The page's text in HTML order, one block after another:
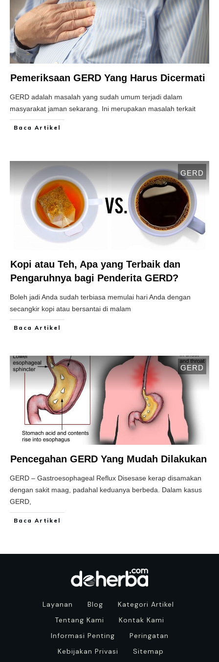
Pemeriksaan GERD Yang Harus Dicermati
GERD adalah masalah yang sudah umum terjadi dalam
masyarakat jaman sekarang. Ini merupakan masalah terkait
Baca Artikel
GERD
Kopi atau Teh, Apa yang Terbaik dan
Pengaruhnya bagi Penderita GERD?
Boleh jadi Anda sudah terbiasa memulai hari Anda dengan
secangkir kopi atau bersantai di malam
Baca Artikel
GERD
Pencegahan GERD Yang Mudah Dilakukan
GERD – Gastroesophageal Reflux Disesase kerap disamakan
dengan sakit maag, padahal keduanya berbeda. Dalam kasus
GERD,
Baca Artikel
Layanan Blog
Kategori Artikel
Tentang Kami
Kontak Kami
Informasi Penting
Peringatan
Kebijakan Privasi
Sitemap